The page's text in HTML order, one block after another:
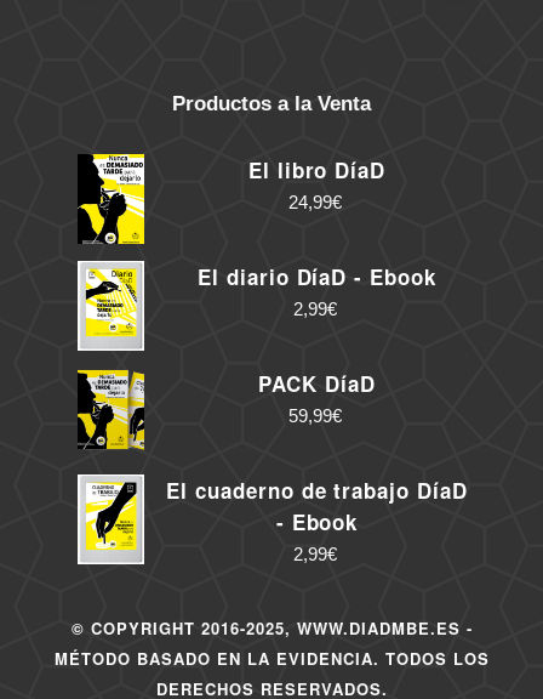
Productos a la Venta
El libro DíaD
24,99€
El diario DíaD - Ebook
2,99€
PACK DíaD
59,99€
El cuaderno de trabajo DíaD
- Ebook
2,99€
© COPYRIGHT 2016-2025, WWW.DIADMBE.ES -
MÉTODO BASADO EN LA EVIDENCIA. TODOS LOS
DERECHOS RESERVADOS.